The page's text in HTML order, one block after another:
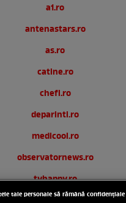
a1.ro
antenastars.ro
as.ro
catine.ro
chefi.ro
deparinti.ro
medicool.ro
observatornews.ro
tvhappy.ro
tale personale să rămână confidențiale